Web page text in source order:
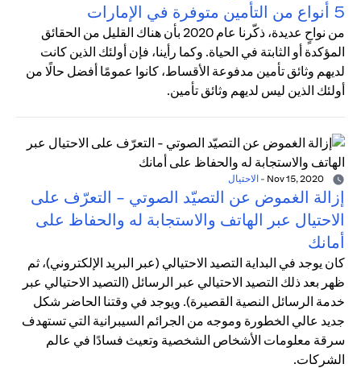
5 أنواع من التأمين متوفرة في الإمارات
من نواحٍ عديدة، ذكّرنا عام 2020 بأن هناك القليل من الحقائق
المؤكدة أو الثابتة في الحياة. وكما رأينا، فإن أولئك الذين كانت
لديهم وثائق تأمين مدفوعة الأقساط، كانوا عمومًا أفضل حالًا من
أولئك الذين ليس لديهم وثائق تأمين.
- الاحتيال
إزالة الغموض عن التصيّد الصوتي - التعرّف على
الاحتيال عبر الهاتف والاستجابة له والحفاظ على
أمانك
كان يوجد في البداية التصيد الاحتيالي (عبر البريد الإلكتروني)، ثم
ظهر بعد ذلك التصيد الاحتيالي عبر الرسائل (التصيد الاحتيالي عبر
خدمة الرسائل النصية القصيرة). ويوجد في وقتنا الحاضر شكل
جديد عالي الخطورة وموجه من الجرائم السيبرانية التي تستهدف
سرقة معلومات الأشخاص الشخصية وتعيث فسادًا في عالم
الشركات.